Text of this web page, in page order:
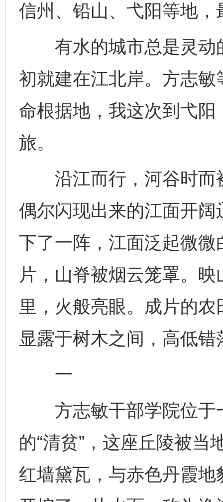
信州、铅山、弋阳等地
有水的城市总是灵动
初就建在江北岸。方志
命根据地，我这次到弋
旅。
沿江而行，河谷时而
偶尔闪现出来的江面开
下了一阵，江面泛起微
片，山脊被烟云笼罩。
里，火般亮眼。成片的
显露于树木之间，高低错
一
方志敏干部学院位于
的“清贫”，这座丘陵被当
红墙黛瓦，与赤色丹霞